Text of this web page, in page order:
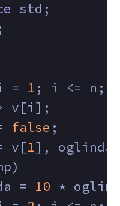
std;
= 1 ; i <= n;
v[i];
false ;
v[1],
=
10 *